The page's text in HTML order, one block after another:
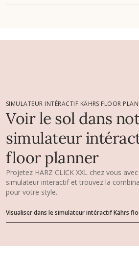
SIMULATEUR INTÉRACTIF KÄHRS FLOOR
Voir le sol dans
simulateur
floor planner
Projetez HARZ CLICK XXL chez vous
simulateur interactif et trouvez la
pour votre style.
Visualiser dans le simulateur intéractif Kährs